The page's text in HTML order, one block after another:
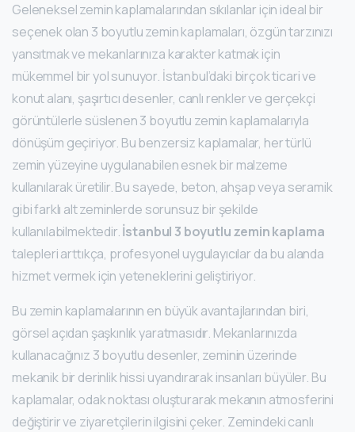
Geleneksel zemin kaplamalarından sıkılanlar için ideal bir
seçenek olan 3 boyutlu zemin kaplamaları, özgün tarzınızı
yansıtmak ve mekanlarınıza karakter katmak için
mükemmel bir yol sunuyor. İstanbul’daki birçok ticari ve
konut alanı, şaşırtıcı desenler, canlı renkler ve gerçekçi
görüntülerle süslenen 3 boyutlu zemin kaplamalarıyla
dönüşüm geçiriyor. Bu benzersiz kaplamalar, her türlü
zemin yüzeyine uygulanabilen esnek bir malzeme
kullanılarak üretilir. Bu sayede, beton, ahşap veya seramik
gibi farklı alt zeminlerde sorunsuz bir şekilde
kullanılabilmektedir.İstanbul 3 boyutlu zemin kaplama
talepleri arttıkça, profesyonel uygulayıcılar da bu alanda
hizmet vermek için yeteneklerini geliştiriyor.
Bu zemin kaplamalarının en büyük avantajlarından biri,
görsel açıdan şaşkınlık yaratmasıdır. Mekanlarınızda
kullanacağınız 3 boyutlu desenler, zeminin üzerinde
mekanik bir derinlik hissi uyandırarak insanları büyüler. Bu
kaplamalar, odak noktası oluşturarak mekanın atmosferini
değiştirir ve ziyaretçilerin ilgisini çeker. Zemindeki canlı